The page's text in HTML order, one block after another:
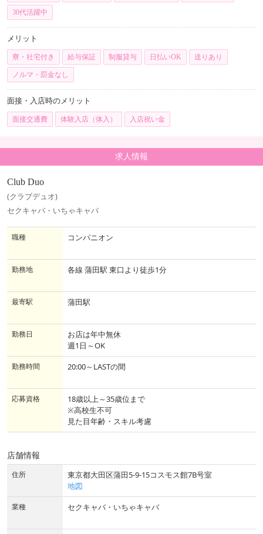
30代活躍中
メリット
寮・社宅付き 給与保証 制服貸与 日払いOK 送りあり
ノルマ・罰金なし
面接・入店時のメリット
面接交通費 体験入店（体入） 入店祝い金
求人情報
Club Duo
(クラブデュオ)
セクキャバ・いちゃキャバ
職種 コンパニオン
勤務地 各線 蒲田駅 東口より徒歩1分
最寄駅 蒲田駅
勤務日
お店は年中無休
週1日～OK
勤務時間 20:00～LASTの間
応募資格
18歳以上～35歳位まで
※高校生不可
見た目年齢・スキル考慮
店舗情報
住所
東京都大田区蒲田5-9-15コスモス館7B号室
地図
業種 セクキャバ・いちゃキャバ